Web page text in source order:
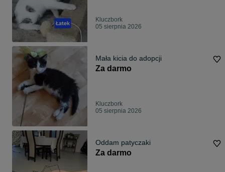
Kluczbork
05 sierpnia 2026
Mała kicia do adopcji
Za darmo
Kluczbork
05 sierpnia 2026
Oddam patyczaki
Za darmo